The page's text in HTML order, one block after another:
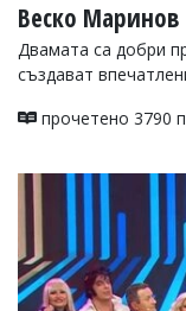
Веско Маринов
Двамата са добри
създават
прочетено 3790